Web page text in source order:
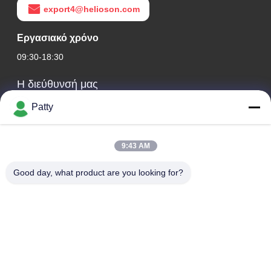
export4@helioson.com
Εργασιακό χρόνο
09:30-18:30
Η διεύθυνσή μας
Διεύθυνση Εταιρείας
Δωμάτιο 1801-1803, κτίριο Α3, κεντρική πλατεία της
Οδός Λονγκντόνγκ αριθ. 8, βιομηχανικό πάρκο υψηλής
Patty
9:43 AM
Good day, what product are you looking for?